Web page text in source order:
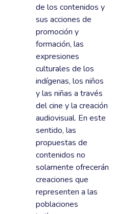
de los contenidos y
sus acciones de
promoción y
formación, las
expresiones
culturales de los
indígenas, los niños
y las niñas a través
del cine y la creación
audiovisual. En este
sentido, las
propuestas de
contenidos no
solamente ofrecerán
creaciones que
representen a las
poblaciones